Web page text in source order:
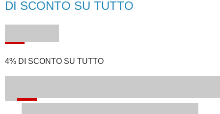
DI SCONTO SU TUTTO
4% DI SCONTO SU TUTTO